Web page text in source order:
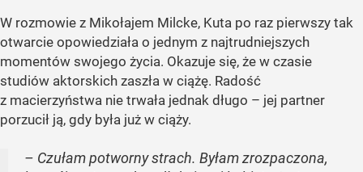
W rozmowie z Mikołajem Milcke, Kuta po raz pierwszy tak
otwarcie opowiedziała o jednym z najtrudniejszych
momentów swojego życia. Okazuje się, że w czasie
studiów aktorskich zaszła w ciążę. Radość
z macierzyństwa nie trwała jednak długo – jej partner
porzucił ją, gdy była już w ciąży.
– Czułam potworny strach. Byłam zrozpaczona,